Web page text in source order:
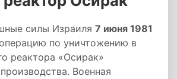
силы Израиля 7 июня 1981
по уничтожению в
реактора «Осирак»
Военная